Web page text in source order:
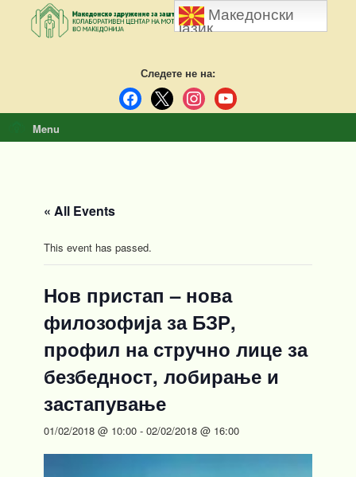
content
Следете не на:
facebook
x instagramyoutube
Menu
« All Events
This event has passed.
Нов пристап – нова
филозофија за БЗР,
профил на стручно лице за
безбедност, лобирање и
застапување
01/02/2018 @ 10:00 - 02/02/2018 @ 16:00
Македонски
јазик